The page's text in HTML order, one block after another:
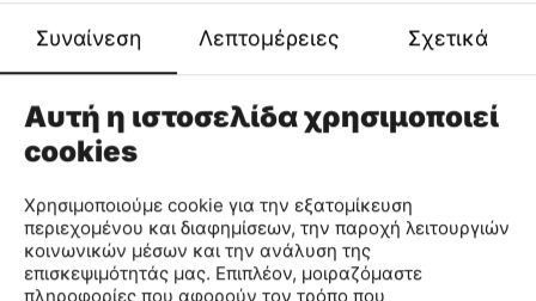
ΠΑΝΤΕΛΟΝΙΑ
Συναίνεση Λεπτομέρειες Σχετικά
Αυτή η ιστοσελίδα χρησιμοποιεί
cookies
Χρησιμοποιούμε cookie για την εξατομίκευση
περιεχομένου και διαφημίσεων, την παροχή λειτουργιών
κοινωνικών μέσων και την ανάλυση της
επισκεψιμότητάς μας. Επιπλέον, μοιραζόμαστε
πληροφορίες που αφορούν τον τρόπο που